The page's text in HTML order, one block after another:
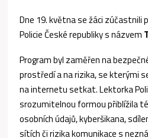
Dne 19. května se žáci zúčastnili
Policie České republiky s názvem
Program byl zaměřen na
prostředí a na rizika, se kterými
na internetu setkat. Lektorka
srozumitelnou formou přiblížila
osobních údajů, kyberšikana,
sítích či rizika komunikace s